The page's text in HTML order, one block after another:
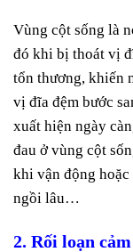
Vùng cột sống là
đó khi bị thoát vị
tổn thương, khiến
vị đĩa đệm bước
xuất hiện ngày
đau ở vùng cột
khi vận động
ngồi lâu…
2. Rối loạn